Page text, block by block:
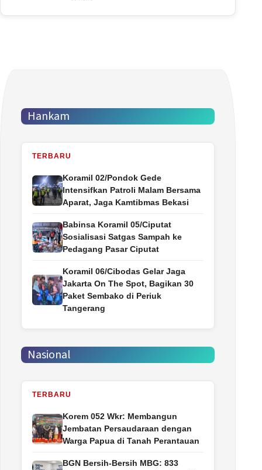
Hankam
TERBARU
Koramil 02/Pondok Gede
Intensifkan Patroli Malam Bersama
Aparat, Jaga Kamtibmas Bekasi
Babinsa Koramil 05/Ciputat
Sosialisasi Satgas Sampah ke
Pedagang Pasar Ciputat
Koramil 06/Cibodas Gelar Jaga
Jakarta On The Spot, Bagikan 30
Paket Sembako di Periuk
Tangerang
Nasional
TERBARU
Korem 052 Wkr: Membangun
Jembatan Persaudaraan dengan
Warga Papua di Tanah Perantauan
BGN Bersih-Bersih MBG: 833